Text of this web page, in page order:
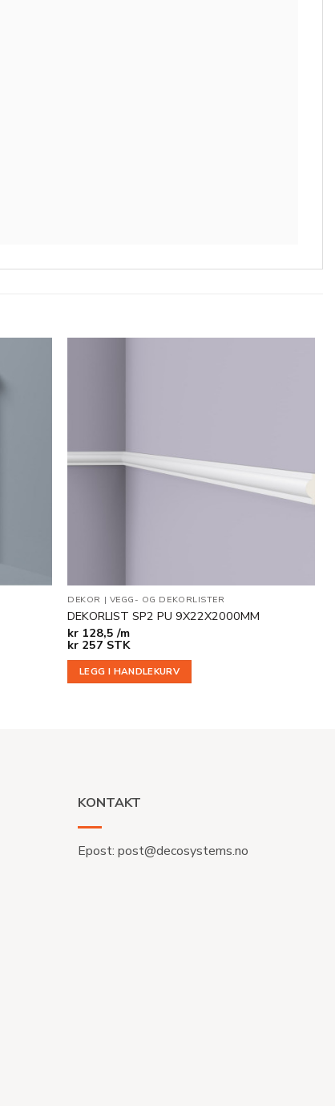
DEKOR | VEGG- OG DEKORLISTER
DEKORLIST SP2 PU 9X22X2000MM
kr 128,5 /m
kr 257 STK
LEGG I HANDLEKURV
KONTAKT
Epost: post@decosystems.no